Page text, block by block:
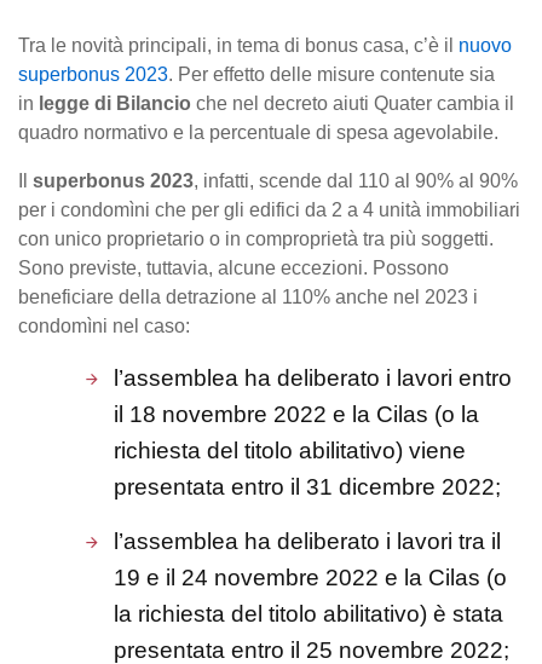
Tra le novità principali, in tema di bonus casa, c’è il nuovo
superbonus 2023. Per effetto delle misure contenute sia
in legge di Bilancio che nel decreto aiuti Quater cambia il
quadro normativo e la percentuale di spesa agevolabile.
superbonus 2023, infatti, scende dal 110 al 90% al 90%
per i condomìni che per gli edifici da 2 a 4 unità immobiliari
con unico proprietario o in comproprietà tra più soggetti.
Sono previste, tuttavia, alcune eccezioni. Possono
beneficiare della detrazione al 110% anche nel 2023 i
condomìni nel caso:
l’assemblea ha deliberato i lavori entro
il 18 novembre 2022 e la Cilas (o la
richiesta del titolo abilitativo) viene
presentata entro il 31 dicembre 2022;
l’assemblea ha deliberato i lavori tra il
19 e il 24 novembre 2022 e la Cilas (o
la richiesta del titolo abilitativo) è stata
presentata entro il 25 novembre 2022;